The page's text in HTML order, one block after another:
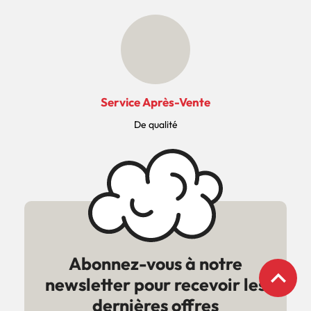
Service Après-Vente
De qualité
Abonnez-vous à notre
newsletter pour recevoir les
dernières offres
expand_less